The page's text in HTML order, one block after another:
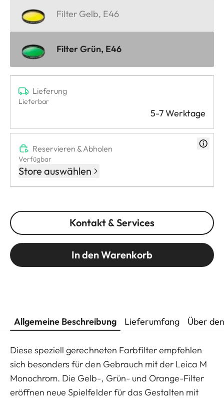
Filter Gelb, E46
Filter Grün, E46
Lieferung
Lieferbar
5-7 Werktage
Reservieren & Abholen
Verfügbar
Store auswählen
Kontakt & Services
In den Warenkorb
Allgemeine Beschreibung Lieferumfang Über
Diese speziell gerechneten Farbfilter empfehlen
sich besonders für den Gebrauch mit der Leica M
Monochrom. Die Gelb-, Grün- und Orange-Filter
eröffnen neue Spielfelder für das Gestalten mit